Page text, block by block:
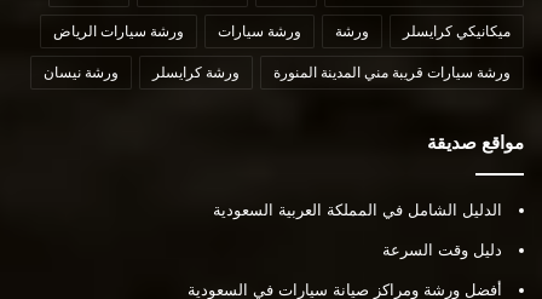
ميكانيكي كرايسلر ورشة ورشة سيارات ورشة سيارات الرياض
ورشة سيارات قريبة مني المدينة المنورة ورشة كرايسلر ورشة نيسان
مواقع صديقة
الدليل الشامل في المملكة العربية السعودية
دليل وقت السرعة
أفضل ورشة ومراكز صيانة سيارات في السعودية